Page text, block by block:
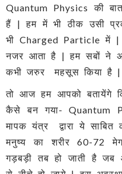
Quantum Physics की
हैं | हम में भी ठीक उसी
भी Charged Particle में |
नजर आता है | हम सबों ने
कभी जरुर महसूस किया है |
तो आज हम आपको बतायेंगे
कैसे बन गया- Quantum
मापक यंत्र द्वारा ये
मनुष्य का शरीर 60-72
गड़बड़ी तब हो जाती है जब